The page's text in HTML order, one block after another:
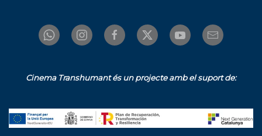
Cinema Transhumant és un projecte amb el suport de: